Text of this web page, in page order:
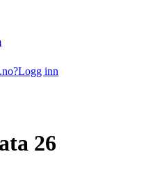
Logg inn
26